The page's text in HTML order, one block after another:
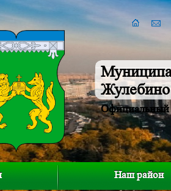
Жулебино
Официальный
Наш район